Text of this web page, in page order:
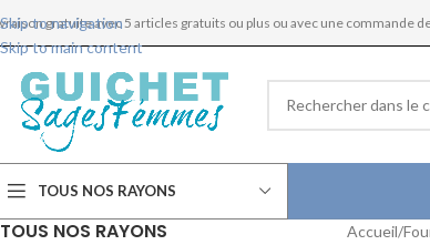
Skip to navigation
Skip to main content
gratuite avec 5 articles gratuits ou plus ou avec une commande
TOUS NOS RAYONS
TOUS NOS RAYONS Accueil